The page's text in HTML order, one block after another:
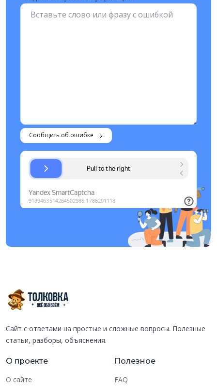
Сообщить об ошибке
Сайт с ответами на простые и сложные вопросы. Полезные
статьи, разборы, объяснения.
О проекте
О сайте
Полезное
FAQ